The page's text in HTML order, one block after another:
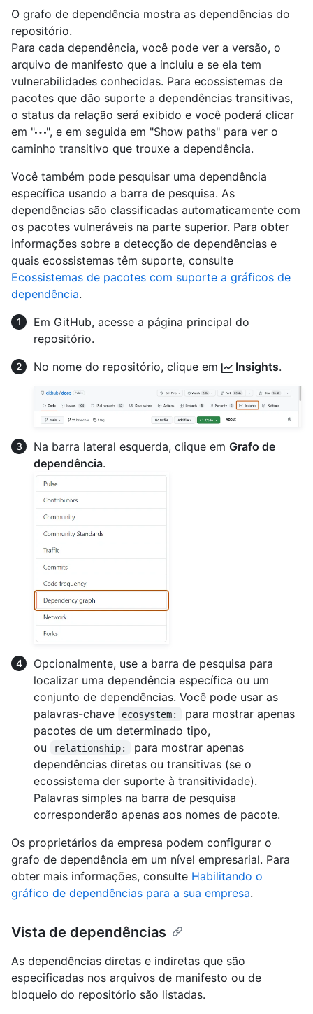
O grafo de dependência mostra as dependências do
repositório.
Para cada dependência, você pode ver a versão, o
arquivo de manifesto que a incluiu e se ela tem
vulnerabilidades conhecidas. Para ecossistemas de
pacotes que dão suporte a dependências transitivas,
o status da relação será exibido e você poderá clicar
em "
", e em seguida em "Show paths" para ver o
caminho transitivo que trouxe a dependência.
Você também pode pesquisar uma dependência
específica usando a barra de pesquisa. As
dependências são classificadas automaticamente com
os pacotes vulneráveis na parte superior. Para obter
informações sobre a detecção de dependências e
quais ecossistemas têm suporte, consulte
Ecossistemas de pacotes com suporte a gráficos de
dependência.
Em GitHub, acesse a página principal do
repositório.
No nome do repositório, clique em
Insights.
Na barra lateral esquerda, clique em Grafo de
dependência.
Opcionalmente, use a barra de pesquisa para
localizar uma dependência específica ou um
conjunto de dependências. Você pode usar as
palavras-chave
ecosystem:
para mostrar apenas
pacotes de um determinado tipo,
ou
relationship:
para mostrar apenas
dependências diretas ou transitivas (se o
ecossistema der suporte à transitividade).
Palavras simples na barra de pesquisa
corresponderão apenas aos nomes de pacote.
Os proprietários da empresa podem configurar o
grafo de dependência em um nível empresarial. Para
obter mais informações, consulte Habilitando o
gráfico de dependências para a sua empresa.
Vista de dependências
As dependências diretas e indiretas que são
especificadas nos arquivos de manifesto ou de
bloqueio do repositório são listadas.